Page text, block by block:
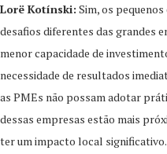
Lorë Kotínski: Sim, os
desafios diferentes das grandes
menor capacidade de
necessidade de resultados
as PMEs não possam adotar
dessas empresas estão mais
ter um impacto local